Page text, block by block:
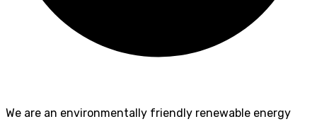
We are an environmentally friendly renewable energy